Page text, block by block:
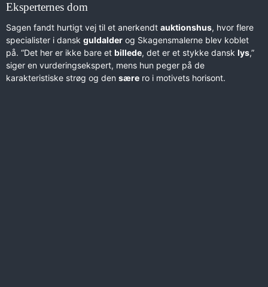
Eksperternes dom
Sagen fandt hurtigt vej til et anerkendt auktionshus, hvor flere
specialister i dansk guldalder og Skagensmalerne blev koblet
på. “Det her er ikke bare et billede, det er et stykke dansk lys,”
siger en vurderingsekspert, mens hun peger på de
karakteristiske strøg og den sære ro i motivets horisont.